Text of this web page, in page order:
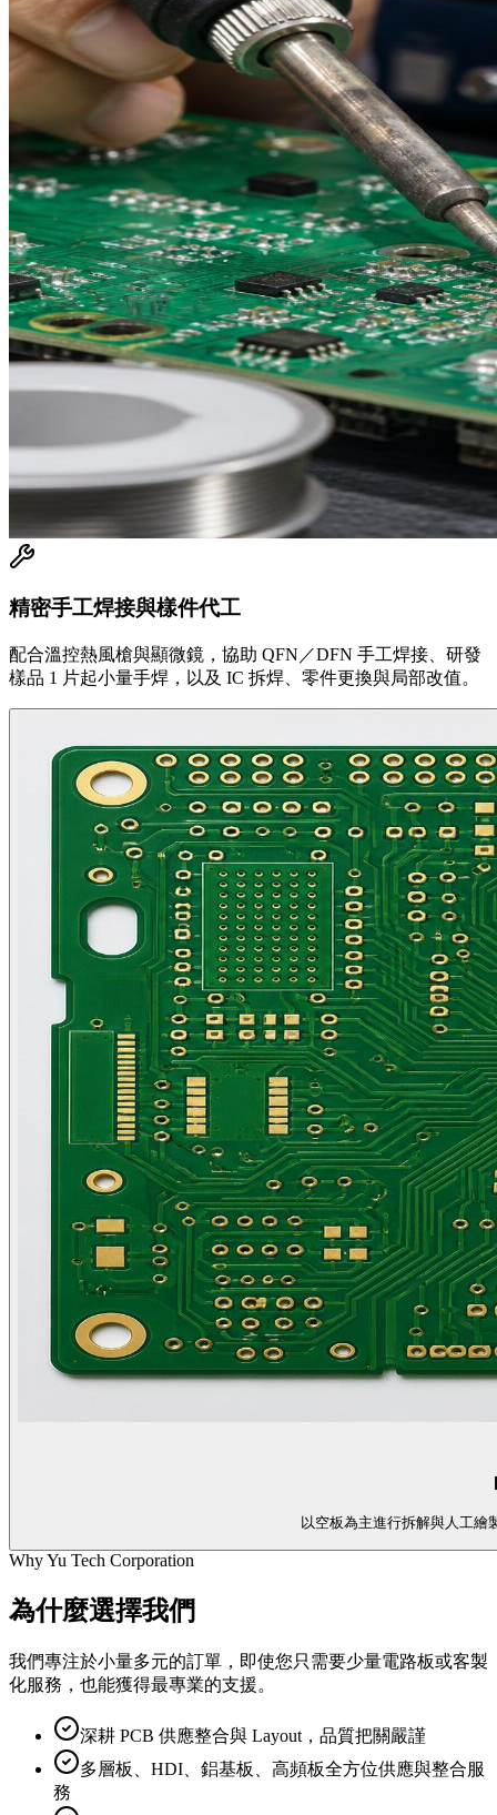
精密手工焊接與樣件代工
配合溫控熱風槍與顯微鏡，協助 QFN／DFN 手工焊接、研發
樣品 1 片起小量手焊，以及 IC 拆焊、零件更換與局部改值。
以空板為主進行拆解與人工繪
Why Yu Tech Corporation
為什麼選擇我們
我們專注於小量多元的訂單，即使您只需要少量電路板或客製
化服務，也能獲得最專業的支援。
深耕 PCB 供應整合與 Layout，品質把關嚴謹
多層板、HDI、鋁基板、高頻板全方位供應與整合服
務